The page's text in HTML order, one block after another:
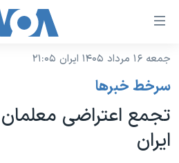
لینکهای
دسترسی
جهش
محتوای
اصلی
نسخه سبک وب‌سایت
موضوع ها
ایران
برنامه های تلویزیونی
جمعه ۱۶ مرداد ۱۴۰۵ ایران ۲۱:۰۵
سرخط خبرها
تجمع اعتراضی
ایران